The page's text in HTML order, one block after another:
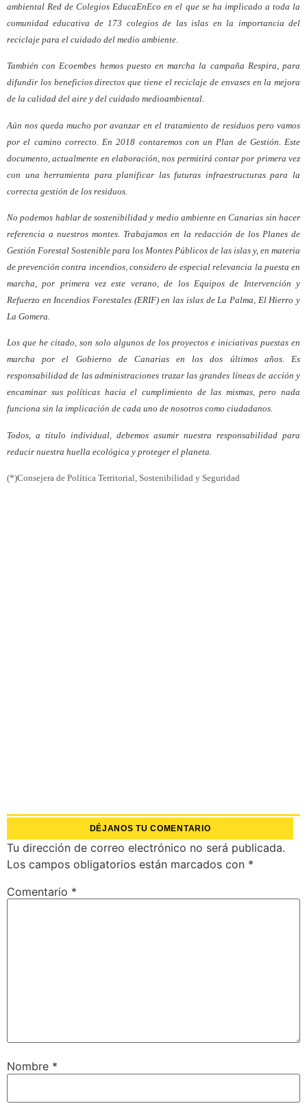
ambiental Red de Colegios EducaEnEco en el que se ha implicado a toda la
comunidad educativa de 173 colegios de las islas en la importancia del
reciclaje para el cuidado del medio ambiente.
También con Ecoembes hemos puesto en marcha la campaña Respira, para
difundir los beneficios directos que tiene el reciclaje de envases en la mejora
de la calidad del aire y del cuidado medioambiental.
Aún nos queda mucho por avanzar en el tratamiento de residuos pero vamos
por el camino correcto. En 2018 contaremos con un Plan de Gestión. Este
documento, actualmente en elaboración, nos permitirá contar por primera vez
con una herramienta para planificar las futuras infraestructuras para la
correcta gestión de los residuos.
No podemos hablar de sostenibilidad y medio ambiente en Canarias sin hacer
referencia a nuestros montes. Trabajamos en la redacción de los Planes de
Gestión Forestal Sostenible para los Montes Públicos de las islas y, en materia
de prevención contra incendios, considero de especial relevancia la puesta en
marcha, por primera vez este verano, de los Equipos de Intervención y
Refuerzo en Incendios Forestales (ERIF) en las islas de La Palma, El Hierro y
La Gomera.
Los que he citado, son solo algunos de los proyectos e iniciativas puestas en
marcha por el Gobierno de Canarias en los dos últimos años. Es
responsabilidad de las administraciones trazar las grandes líneas de acción y
encaminar sus políticas hacia el cumplimiento de las mismas, pero nada
funciona sin la implicación de cada uno de nosotros como ciudadanos.
Todos, a título individual, debemos asumir nuestra responsabilidad para
reducir nuestra huella ecológica y proteger el planeta.
(*)Consejera de Política Territorial, Sostenibilidad y Seguridad
DÉJANOS TU COMENTARIO
Tu dirección de correo electrónico no será publicada.
Los campos obligatorios están marcados con *
Comentario *
Nombre *